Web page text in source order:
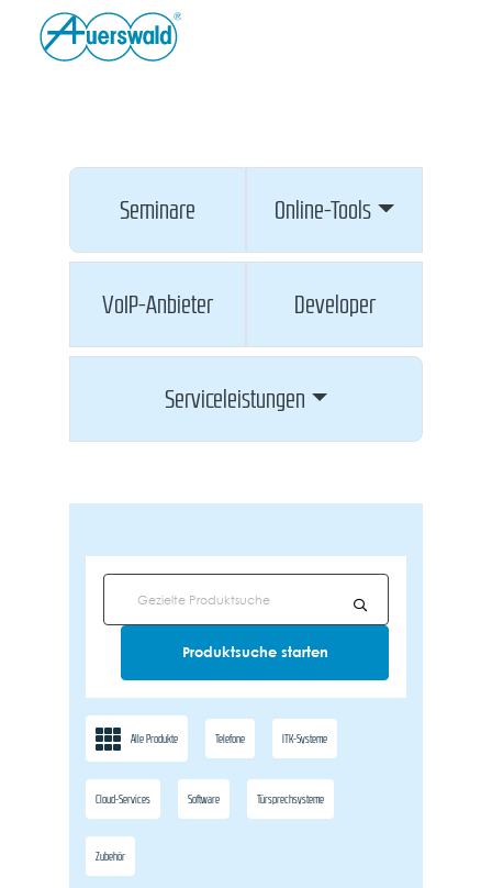
Seminare Online-Tools
VoIP-Anbieter Developer
Serviceleistungen
Alle Produkte Telefone ITK-Systeme
Cloud-Services Software Türsprechsysteme
Zubehör